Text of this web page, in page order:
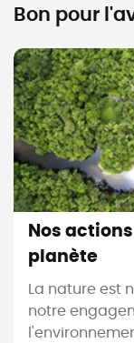
Bon pour
Nos
planète
La nature est
notre